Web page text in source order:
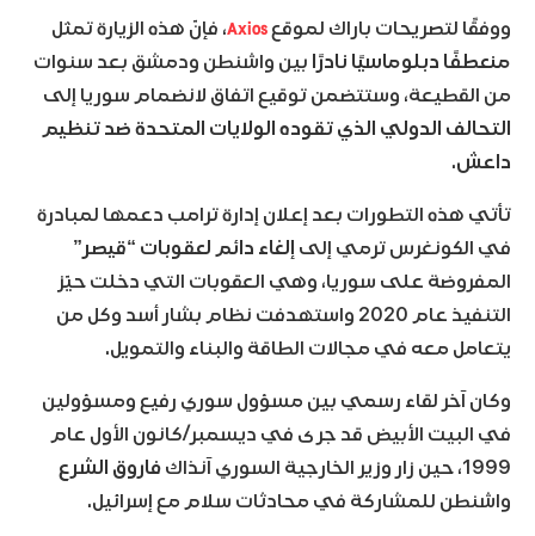
ووفقًا لتصريحات باراك لموقعAxios، فإنّ هذه الزيارة تمثل
منعطفًا دبلوماسيًا نادرًا بين واشنطن ودمشق بعد سنوات
من القطيعة، وستتضمن توقيع اتفاق لانضمام سوريا إلى
التحالف الدولي الذي تقوده الولايات المتحدة ضد تنظيم
داعش.
تأتي هذه التطورات بعد إعلان إدارة ترامب دعمها لمبادرة
في الكونغرس ترمي إلى إلغاء دائم لعقوبات “قيصر”
المفروضة على سوريا، وهي العقوبات التي دخلت حيّز
التنفيذ عام 2020 واستهدفت نظام بشار أسد وكل من
يتعامل معه في مجالات الطاقة والبناء والتمويل.
وكان آخر لقاء رسمي بين مسؤول سوري رفيع ومسؤولين
في البيت الأبيض قد جرى في ديسمبر/كانون الأول عام
1999، حين زار وزير الخارجية السوري آنذاك
فاروق الشرع
واشنطن للمشاركة في محادثات سلام مع إسرائيل.